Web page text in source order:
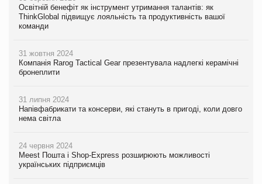
Освітній бенефіт як інструмент утримання талантів: як
ThinkGlobal підвищує лояльність та продуктивність вашої
команди
31 жовтня 2024
Компанія Rarog Tactical Gear презентувала надлегкі керамічні
бронеплити
31 липня 2024
Напівфабрикати та консерви, які стануть в пригоді, коли довго
нема світла
24 червня 2024
Meest Пошта і Shop-Express розширюють можливості
українських підприємців